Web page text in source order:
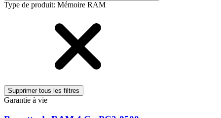
Type de produit: Mémoire RAM
Supprimer tous les filtres
Garantie à vie